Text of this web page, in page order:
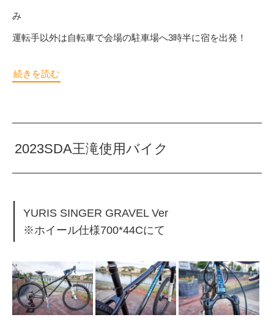
み
運転手以外は自転車で会場の駐車場へ3時半に宿を出発！
続きを読む
2023SDA王滝使用バイク
YURIS SINGER GRAVEL Ver
※ホイール仕様700*44Cにて